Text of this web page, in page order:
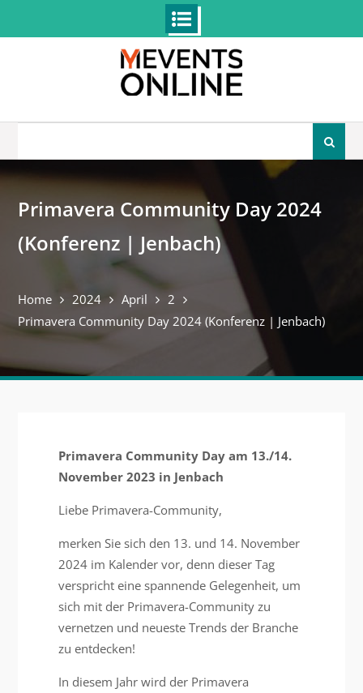
Primavera Community Day 2024
(Konferenz | Jenbach)
Home 2024 April
2
Primavera Community Day 2024 (Konferenz | Jenbach)
Primavera Community Day am 13./14.
November 2023 in Jenbach
Liebe Primavera-Community,
merken Sie sich den 13. und 14. November
2024 im Kalender vor, denn dieser Tag
verspricht eine spannende Gelegenheit, um
sich mit der Primavera-Community zu
vernetzen und neueste Trends der Branche
zu entdecken!
In diesem Jahr wird der Primavera